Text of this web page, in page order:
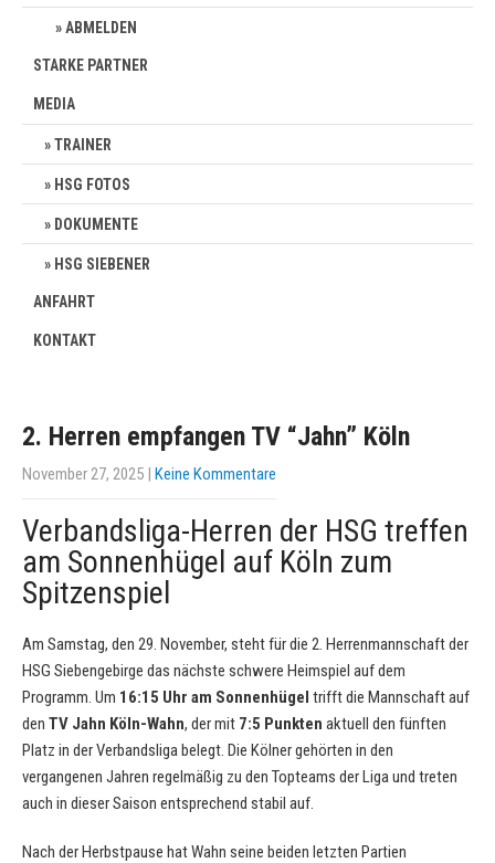
ABMELDEN
STARKE PARTNER
MEDIA
TRAINER
HSG FOTOS
DOKUMENTE
HSG SIEBENER
ANFAHRT
KONTAKT
2. Herren empfangen TV “Jahn” Köln
November 27, 2025 | Keine Kommentare
Verbandsliga-Herren der HSG treffen
am Sonnenhügel auf Köln zum
Spitzenspiel
Am Samstag, den 29. November, steht für die 2. Herrenmannschaft der
HSG Siebengebirge das nächste schwere Heimspiel auf dem
Programm. Um 16:15 Uhr am Sonnenhügel trifft die Mannschaft auf
den TV Jahn Köln-Wahn, der mit 7:5 Punkten aktuell den fünften
Platz in der Verbandsliga belegt. Die Kölner gehörten in den
vergangenen Jahren regelmäßig zu den Topteams der Liga und treten
auch in dieser Saison entsprechend stabil auf.
Nach der Herbstpause hat Wahn seine beiden letzten Partien